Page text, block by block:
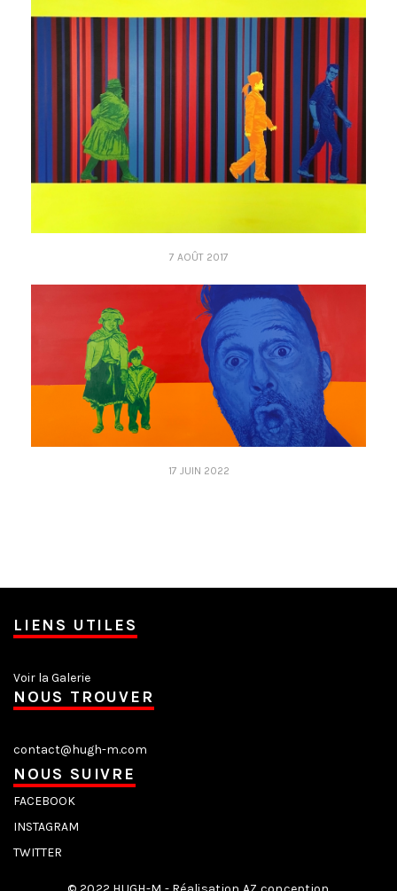
7 AOÛT 2017
17 JUIN 2022
LIENS UTILES
Voir la Galerie
NOUS TROUVER
contact@hugh-m.com
NOUS SUIVRE
FACEBOOK
INSTAGRAM
TWITTER